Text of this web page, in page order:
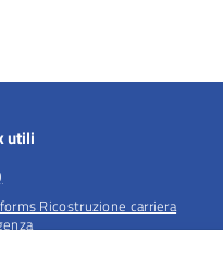
utili
Ricostruzione carriera